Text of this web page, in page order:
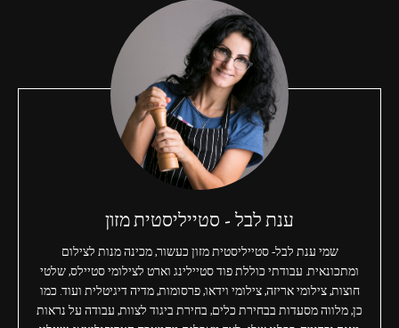
ענת לבל - סטייליסטית מזון
שמי ענת לבל- סטייליסטית מזון כעשור, מכינה מנות לצילום
ומתכונאית. עבודתי כוללת פוד סטיילינג וארט לצילומי סטיילס, שלטי
חוצות, צילומי אריזה, צילומי וידאו, פרסומות, מדיה דיגיטלית ועוד. כמו
כן, מלווה מסעדות בבחירת כלים, בחירת ביגוד לצוות, עבודה על נראות